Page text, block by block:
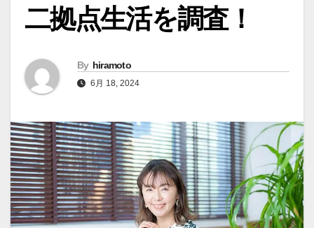
二拠点生活を調査！
By hiramoto
6月 18, 2024